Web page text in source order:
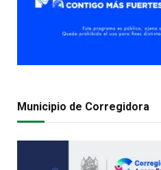
Municipio de Corregidora